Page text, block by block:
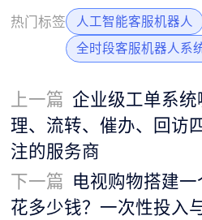
热门标签 人工智能客服机器人
全时段客服机器人系
上一篇 企业级工单系
理、流转、催办、回访
注的服务商
下一篇 电视购物搭建
花多少钱？一次性投入